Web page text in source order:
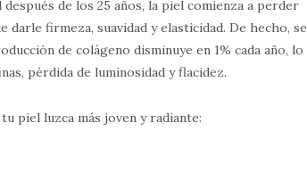
de los 25 años, la piel comienza a perder
firmeza, suavidad y elasticidad. De hecho, se
de colágeno disminuye en 1% cada año, lo
pérdida de luminosidad y flacidez.
piel luzca más joven y radiante: